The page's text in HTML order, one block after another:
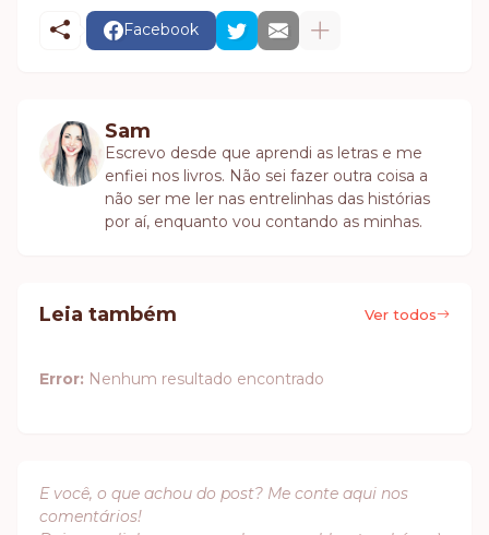
Facebook
Sam
Escrevo desde que aprendi as letras e me
enfiei nos livros. Não sei fazer outra coisa a
não ser me ler nas entrelinhas das histórias
por aí, enquanto vou contando as minhas.
Leia também Ver todos
Error: Nenhum resultado encontrado
E você, o que achou do post? Me conte aqui nos
comentários!